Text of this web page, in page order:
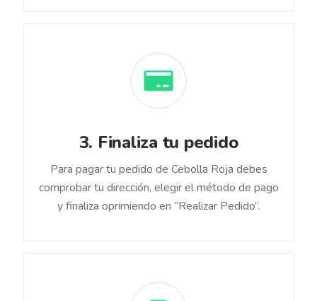
3. Finaliza tu pedido
Para pagar tu pedido de Cebolla Roja debes
comprobar tu dirección, elegir el método de pago
y finaliza oprimiendo en “Realizar Pedido”.